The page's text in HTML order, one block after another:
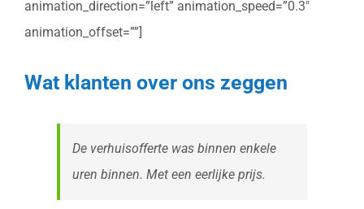
animation_direction=”left” animation_speed=”0.3″
animation_offset=””]
Wat klanten over ons zeggen
De verhuisofferte was binnen enkele
uren binnen. Met een eerlijke prijs.